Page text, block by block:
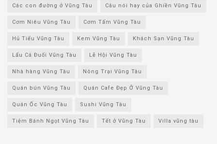
Các con đường ở Vũng Tàu Câu nói hay của Ghiền Vũng Tàu
Cơm Niêu Vũng Tàu Cơm Tấm Vũng Tàu
Hủ Tiếu Vũng Tàu Kem Vũng Tàu Khách Sạn Vũng Tàu
Lẩu Cá Đuối Vũng Tàu Lễ Hội Vũng Tàu
Nhà hàng Vũng Tàu Nông Trại Vũng Tàu
Quán bún Vũng Tàu Quán Cafe Đẹp Ở Vũng Tàu
Quán Ốc Vũng Tàu Sushi Vũng Tàu
Tiệm Bánh Ngọt Vũng Tàu Tết ở Vũng Tàu Villa vũng tàu